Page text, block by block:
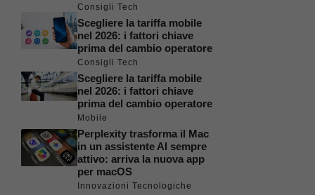
Consigli Tech
Scegliere la tariffa mobile
nel 2026: i fattori chiave
prima del cambio operatore
Consigli Tech
Scegliere la tariffa mobile
nel 2026: i fattori chiave
prima del cambio operatore
Mobile
Perplexity trasforma il Mac
in un assistente AI sempre
attivo: arriva la nuova app
per macOS
Innovazioni Tecnologiche